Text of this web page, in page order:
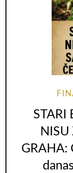
STARI
NISU
GRAHA: